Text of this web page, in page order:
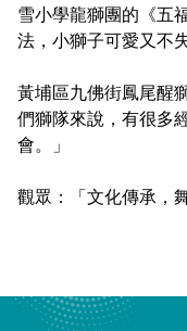
雪小學龍獅團的《五
法，小獅子可愛又不
黃埔區九佛街鳳尾醒
們獅隊來說，有很多
會。」
觀眾：「文化傳承，